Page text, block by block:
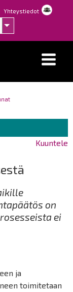
Yhteystiedot
Listaa
Kuuntele
on
ei
ja
toimitetaan